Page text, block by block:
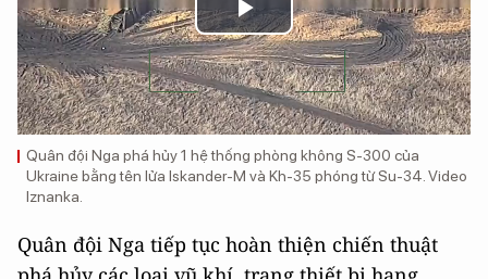
Play
Video
Quân đội Nga phá hủy 1 hệ thống phòng không S-300 của
Ukraine bằng tên lửa Iskander-M và Kh-35 phóng từ Su-34. Video
Iznanka.
Quân đội Nga tiếp tục hoàn thiện chiến thuật